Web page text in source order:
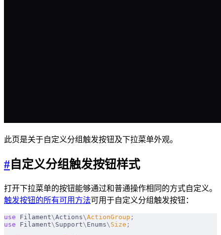
此页是关于自定义分组触发按钮及下拉菜单外观。
# 自定义分组触发按钮样式
打开下拉菜单的按钮能够通过和普通操作相同的方式自定义。
触发按钮的所有可用方法可用于自定义分组触发按钮：
use Filament\Actions\ActionGroup ;
use Filament\ Support\ Enums\ Size ;